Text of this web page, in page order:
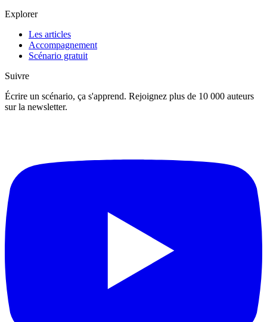
Explorer
Les articles
Accompagnement
Scénario gratuit
Suivre
Écrire un scénario, ça s'apprend. Rejoignez plus de 10 000 auteurs
sur la newsletter.